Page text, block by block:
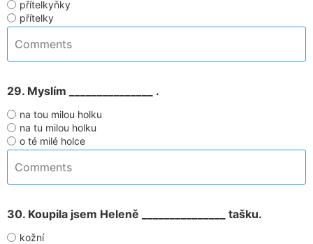
přítelkyňky
přítelky
29. Myslím _______________ .
na tou milou holku
na tu milou holku
o té milé holce
30. Koupila jsem Heleně _______________ tašku.
kožní